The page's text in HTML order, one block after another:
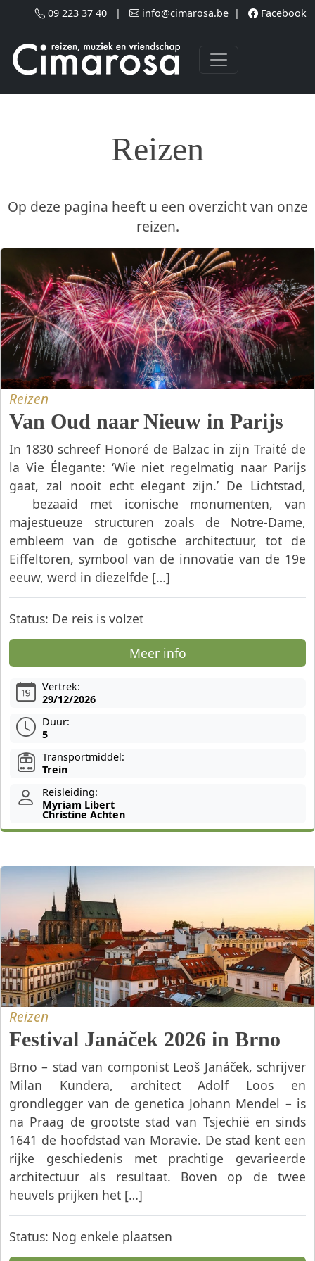
Skip to main content
09 223 37 40 | info@cimarosa.be | Facebook
Reizen
Op deze pagina heeft u een overzicht van onze
reizen.
Reizen
Van Oud naar Nieuw in Parijs
In 1830 schreef Honoré de Balzac in zijn Traité de
la Vie Élegante: ‘Wie niet regelmatig naar Parijs
gaat, zal nooit echt elegant zijn.’ De Lichtstad,
bezaaid met iconische monumenten, van
majestueuze structuren zoals de Notre-Dame,
embleem van de gotische architectuur, tot de
Eiffeltoren, symbool van de innovatie van de 19e
eeuw, werd in diezelfde […]
Status: De reis is volzet
Meer info
Vertrek:
29/12/2026
Duur:
5
Transportmiddel:
Trein
Reisleiding:
Myriam Libert
Christine Achten
Reizen
Festival Janáček 2026 in Brno
Brno – stad van componist Leoš Janáček, schrijver
Milan Kundera, architect Adolf Loos en
grondlegger van de genetica Johann Mendel – is
na Praag de grootste stad van Tsjechië en sinds
1641 de hoofdstad van Moravië. De stad kent een
rijke geschiedenis met prachtige gevarieerde
architectuur als resultaat. Boven op de twee
heuvels prijken het […]
Status: Nog enkele plaatsen